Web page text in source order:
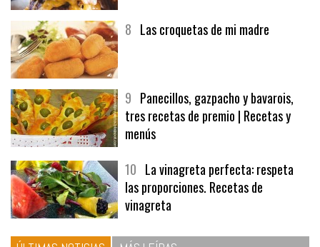
8 Las croquetas de mi madre
9 Panecillos, gazpacho y bavarois,
tres recetas de premio | Recetas y
menús
10 La vinagreta perfecta: respeta
las proporciones. Recetas de
vinagreta